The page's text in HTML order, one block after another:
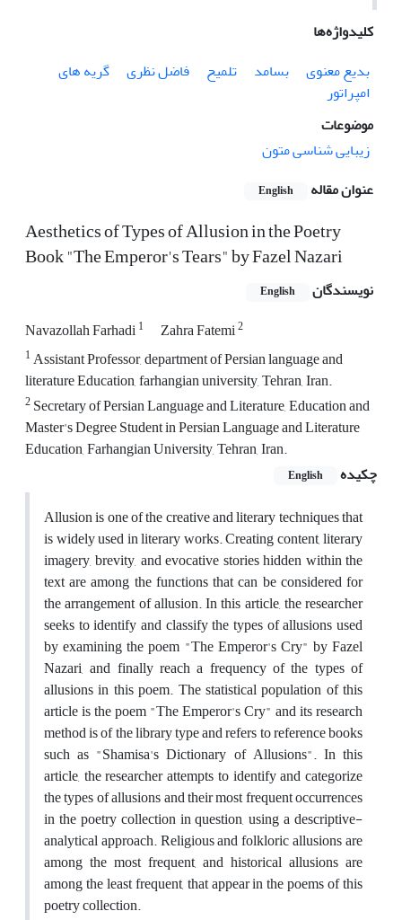
کلیدواژه‌ها
بدیع معنوی
بسامد تلمیح فاضل نظری
گریه های
امپراتور
موضوعات
زیبایی شناسی متون
عنوان مقاله
English
Aesthetics of Types of Allusion in the Poetry
Book "The Emperor's Tears" by Fazel Nazari
نویسندگان English
Navazollah Farhadi1 Zahra Fatemi2
1Assistant Professor, department of Persian language and
literature Education, farhangian university, Tehran, Iran.
2Secretary of Persian Language and Literature, Education and
Master's Degree Student in Persian Language and Literature
Education, Farhangian University, Tehran, Iran.
چکیده
English
Allusion is one of the creative and literary techniques that
is widely used in literary works. Creating content, literary
imagery, brevity, and evocative stories hidden within the
text are among the functions that can be considered for
the arrangement of allusion. In this article, the researcher
seeks to identify and classify the types of allusions used
by examining the poem "The Emperor's Cry" by Fazel
Nazari, and finally reach a frequency of the types of
allusions in this poem. The statistical population of this
article is the poem "The Emperor's Cry" and its research
method is of the library type and refers to reference books
such as "Shamisa's Dictionary of Allusions". In this
article, the researcher attempts to identify and categorize
the types of allusions and their most frequent occurrences
in the poetry collection in question, using a descriptive-
analytical approach. Religious and folkloric allusions are
among the most frequent, and historical allusions are
among the least frequent, that appear in the poems of this
poetry collection.